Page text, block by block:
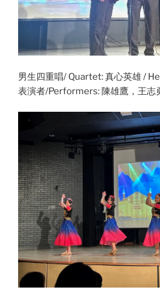
男生四重唱/ Quartet: 真心英雄 /
表演者/Performers: 陳雄鷹，王志